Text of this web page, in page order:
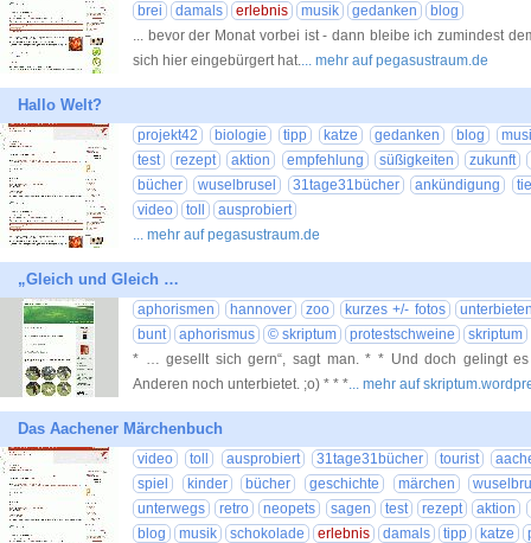
brei
damals erlebnis musik gedanken
blog
... bevor der Monat vorbei ist - dann bleibe ich zumindest
sich hier eingebürgert hat.... mehr auf pegasustraum.de
Hallo Welt?
projekt42 biologie tipp katze gedanken blog
test
rezept aktion empfehlung süßigkeiten
zukunft
bücher
wuselbrusel 31tage31bücher ankündigung
video
toll
ausprobiert
... mehr auf pegasustraum.de
„Gleich und Gleich …
aphorismen hannover zoo kurzes +/- fotos
bunt
aphorismus © skriptum protestschweine
skriptum
* … gesellt sich gern“, sagt man. * * Und doch gelingt
Anderen noch unterbietet. ;o) * * *... mehr auf
Das Aachener Märchenbuch
video toll ausprobiert 31tage31bücher tourist
spiel
kinder bücher geschichte märchen
unterwegs
retro neopets sagen test rezept aktion
blog
musik schokolade erlebnis damals tipp katze